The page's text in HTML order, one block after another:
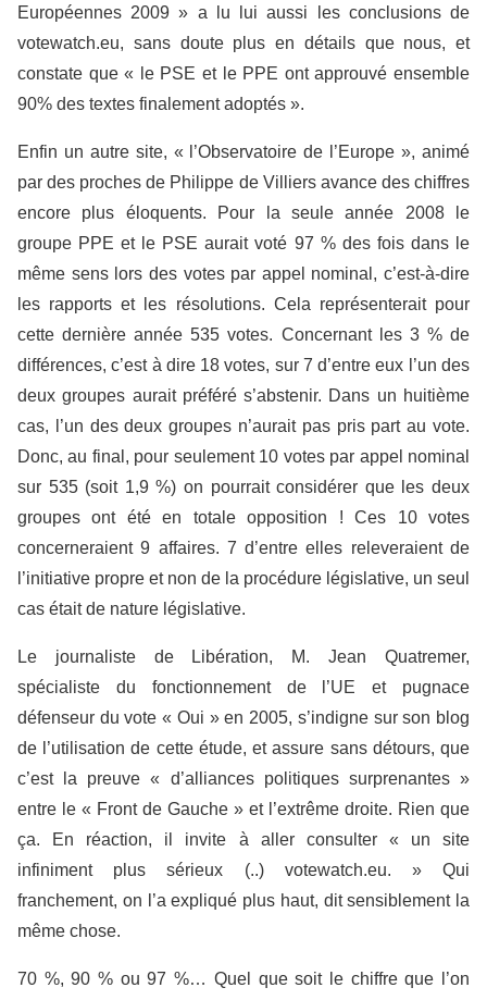
Européennes 2009 » a lu lui aussi les conclusions de
votewatch.eu, sans doute plus en détails que nous, et
constate que « le PSE et le PPE ont approuvé ensemble
90% des textes finalement adoptés ».
Enfin un autre site, « l’Observatoire de l’Europe », animé
par des proches de Philippe de Villiers avance des chiffres
encore plus éloquents. Pour la seule année 2008 le
groupe PPE et le PSE aurait voté 97 % des fois dans le
même sens lors des votes par appel nominal, c’est-à-dire
les rapports et les résolutions. Cela représenterait pour
cette dernière année 535 votes. Concernant les 3 % de
différences, c’est à dire 18 votes, sur 7 d’entre eux l’un des
deux groupes aurait préféré s’abstenir. Dans un huitième
cas, l’un des deux groupes n’aurait pas pris part au vote.
Donc, au final, pour seulement 10 votes par appel nominal
sur 535 (soit 1,9 %) on pourrait considérer que les deux
groupes ont été en totale opposition ! Ces 10 votes
concerneraient 9 affaires. 7 d’entre elles releveraient de
l’initiative propre et non de la procédure législative, un seul
cas était de nature législative.
Le journaliste de Libération, M. Jean Quatremer,
spécialiste du fonctionnement de l’UE et pugnace
défenseur du vote « Oui » en 2005, s’indigne sur son blog
de l’utilisation de cette étude, et assure sans détours, que
c’est la preuve « d’alliances politiques surprenantes »
entre le « Front de Gauche » et l’extrême droite. Rien que
ça. En réaction, il invite à aller consulter « un site
infiniment plus sérieux (..) votewatch.eu. » Qui
franchement, on l’a expliqué plus haut, dit sensiblement la
même chose.
70 %, 90 % ou 97 %… Quel que soit le chiffre que l’on